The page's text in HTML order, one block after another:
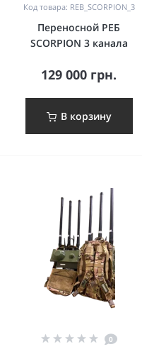
Код товара: REB_SCORPION_3
Переносной РЕБ
SCORPION 3 канала
129 000 грн.
В корзину
0